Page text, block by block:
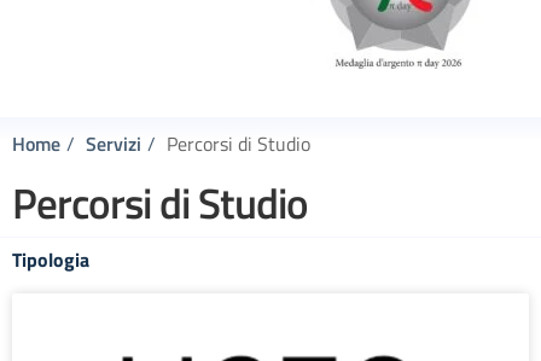
Home Servizi Percorsi di Studio
Percorsi di Studio
Tipologia